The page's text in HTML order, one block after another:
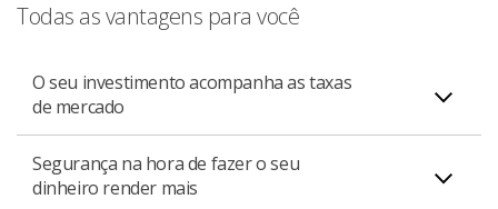
Todas as vantagens para você
O seu investimento acompanha as taxas
de mercado
O rendimento do CDB pode ser orientado por um
percentual do CDI (Certificados de Depósitos
Segurança na hora de fazer o seu
dinheiro render mais